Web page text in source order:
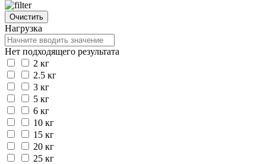
Нагрузка
Нет подходящего результата
2 кг
2.5 кг
3 кг
5 кг
6 кг
10 кг
15 кг
20 кг
25 кг